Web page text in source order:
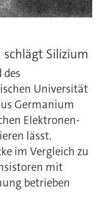
Silizium
Universität
Germanium
Elektronen-
lässt.
im Vergleich zu
mit
betrieben